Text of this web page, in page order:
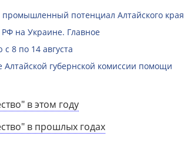
потенциал Алтайского края
на Украине. Главное
8 по 14 августа
губернской комиссии помощи
в этом году
в прошлых годах